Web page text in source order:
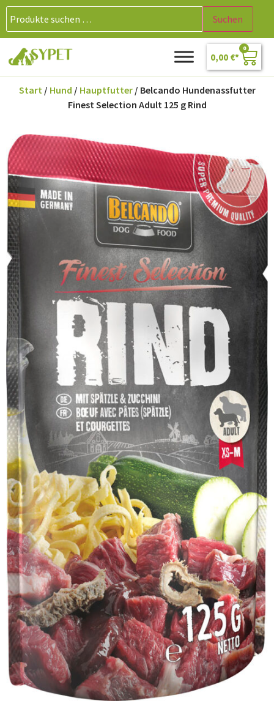
Suchen
0,00 €
0
Start/ Hund / Hauptfutter/ Belcando Hundenassfutter
Finest Selection Adult 125 g Rind